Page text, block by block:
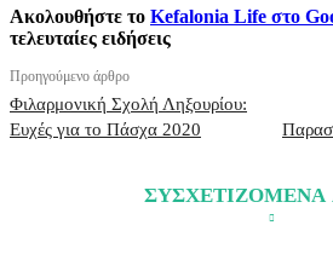
Ακολουθήστε το Kefalonia Life στο
τελευταίες ειδήσεις
Προηγούμενο άρθρο
Φιλαρμονική Σχολή Ληξουρίου:
Ευχές για το Πάσχα 2020
ΣΥΣΧΕΤΙΖΟΜΕΝΑ